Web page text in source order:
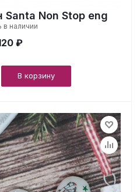
Non Stop eng
в наличии
₽
В корзину